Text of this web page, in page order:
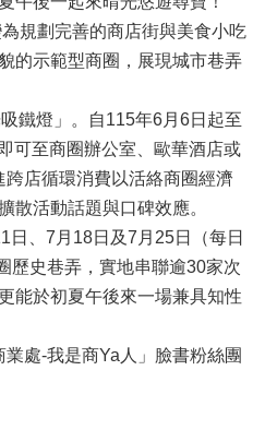
規劃完善的商店街與美食小吃
的示範型商圈，展現城市巷弄
鐵燈」。自115年6月6日起至
可至商圈辦公室、歐華酒店或
店循環消費以活絡商圈經濟
散活動話題與口碑效應。
、7月18日及7月25日（每日
歷史巷弄，實地串聯逾30家次
能於初夏午後來一場兼具知性
處-我是商Ya人」臉書粉絲團